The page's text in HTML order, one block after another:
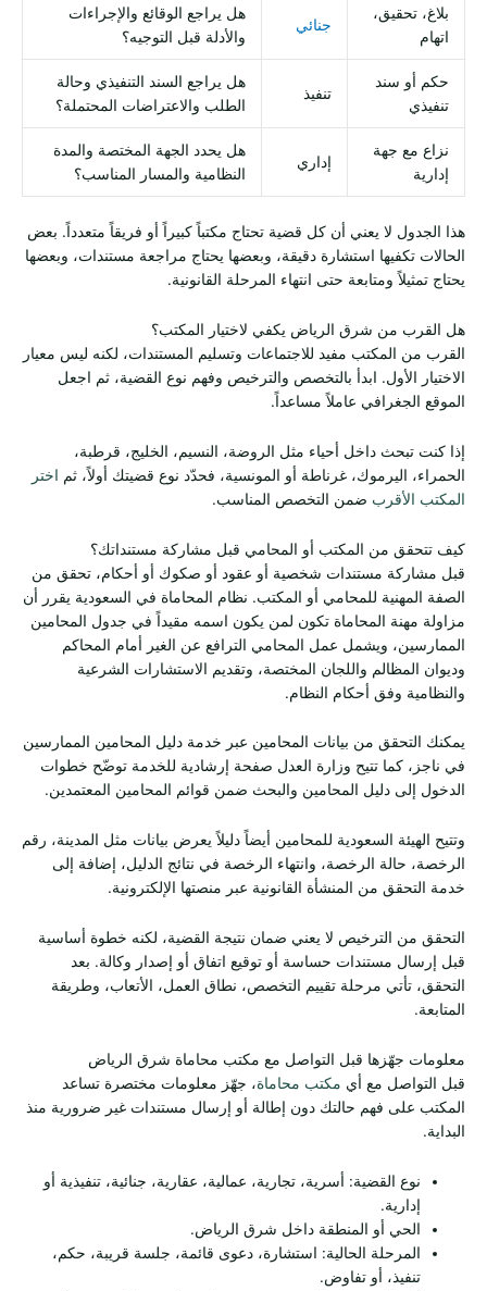
بلاغ، تحقيق،
اتهام
جنائي
هل يراجع الوقائع والإجراءات
والأدلة قبل التوجيه؟
حكم أو سند
تنفيذي
تنفيذ
هل يراجع السند التنفيذي وحالة
الطلب والاعتراضات المحتملة؟
نزاع مع جهة
إدارية
إداري
هل يحدد الجهة المختصة والمدة
النظامية والمسار المناسب؟
هذا الجدول لا يعني أن كل قضية تحتاج مكتباً كبيراً أو فريقاً متعدداً. بعض
الحالات تكفيها استشارة دقيقة، وبعضها يحتاج مراجعة مستندات، وبعضها
يحتاج تمثيلاً ومتابعة حتى انتهاء المرحلة القانونية.
هل القرب من شرق الرياض يكفي لاختيار المكتب؟
القرب من المكتب مفيد للاجتماعات وتسليم المستندات، لكنه ليس معيار
الاختيار الأول. ابدأ بالتخصص والترخيص وفهم نوع القضية، ثم اجعل
الموقع الجغرافي عاملاً مساعداً.
إذا كنت تبحث داخل أحياء مثل الروضة، النسيم، الخليج، قرطبة،
الحمراء، اليرموك، غرناطة أو المونسية، فحدّد نوع قضيتك أولاً، ثم اختر
المكتب الأقرب ضمن التخصص المناسب.
كيف تتحقق من المكتب أو المحامي قبل مشاركة مستنداتك؟
قبل مشاركة مستندات شخصية أو عقود أو صكوك أو أحكام، تحقق من
الصفة المهنية للمحامي أو المكتب. نظام المحاماة في السعودية يقرر أن
مزاولة مهنة المحاماة تكون لمن يكون اسمه مقيداً في جدول المحامين
الممارسين، ويشمل عمل المحامي الترافع عن الغير أمام المحاكم
وديوان المظالم واللجان المختصة، وتقديم الاستشارات الشرعية
والنظامية وفق أحكام النظام.
يمكنك التحقق من بيانات المحامين عبر خدمة دليل المحامين الممارسين
في ناجز، كما تتيح وزارة العدل صفحة إرشادية للخدمة توضّح خطوات
الدخول إلى دليل المحامين والبحث ضمن قوائم المحامين المعتمدين.
وتتيح الهيئة السعودية للمحامين أيضاً دليلاً يعرض بيانات مثل المدينة، رقم
الرخصة، حالة الرخصة، وانتهاء الرخصة في نتائج الدليل، إضافة إلى
خدمة التحقق من المنشأة القانونية عبر منصتها الإلكترونية.
التحقق من الترخيص لا يعني ضمان نتيجة القضية، لكنه خطوة أساسية
قبل إرسال مستندات حساسة أو توقيع اتفاق أو إصدار وكالة. بعد
التحقق، تأتي مرحلة تقييم التخصص، نطاق العمل، الأتعاب، وطريقة
المتابعة.
معلومات جهّزها قبل التواصل مع مكتب محاماة شرق الرياض
قبل التواصل مع أي مكتب محاماة، جهّز معلومات مختصرة تساعد
المكتب على فهم حالتك دون إطالة أو إرسال مستندات غير ضرورية منذ
البداية.
نوع القضية: أسرية، تجارية، عمالية، عقارية، جنائية، تنفيذية أو
إدارية.
الحي أو المنطقة داخل شرق الرياض.
المرحلة الحالية: استشارة، دعوى قائمة، جلسة قريبة، حكم،
تنفيذ، أو تفاوض.